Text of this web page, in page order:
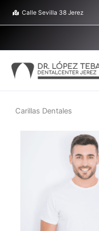
Calle Sevilla 38 Jerez
Carillas Dentales